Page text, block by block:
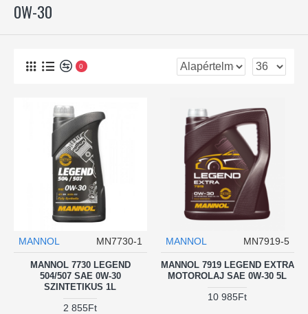
0W-30
0
MANNOL MN7730-1
MANNOL 7730 LEGEND
504/507 SAE 0W-30
SZINTETIKUS 1L
2 855Ft
MANNOL MN7919-5
MANNOL 7919 LEGEND EXTRA
MOTOROLAJ SAE 0W-30 5L
10 985Ft